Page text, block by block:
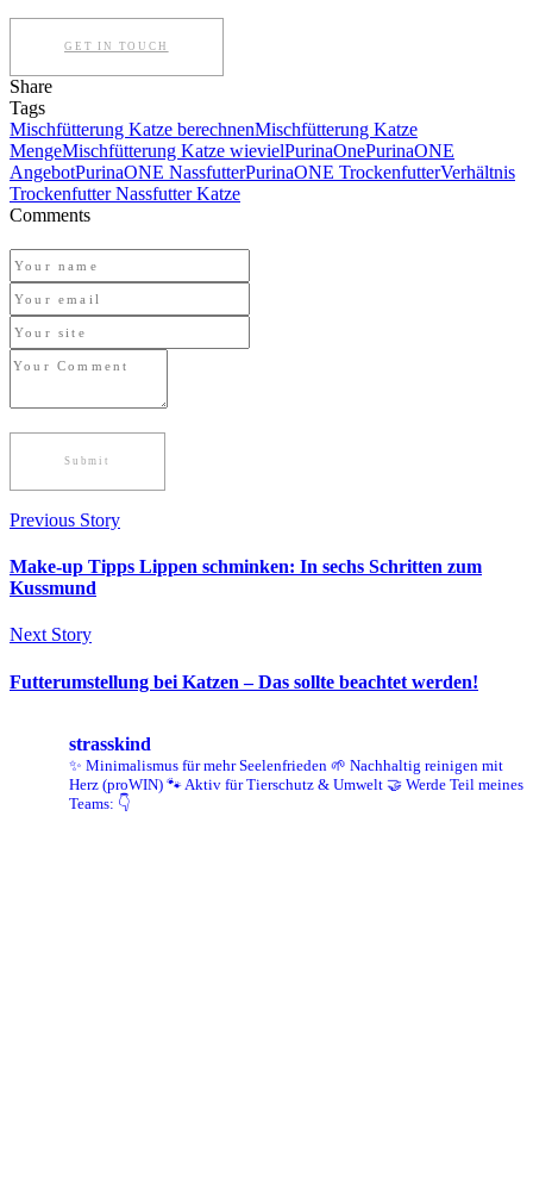
GET IN TOUCH
Share
Tags
Mischfütterung Katze berechnenMischfütterung Katze
MengeMischfütterung Katze wievielPurinaOnePurinaONE
AngebotPurinaONE NassfutterPurinaONE TrockenfutterVerhältnis
Trockenfutter Nassfutter Katze
Comments
Previous Story
Make-up Tipps Lippen schminken: In sechs Schritten zum
Kussmund
Next Story
Futterumstellung bei Katzen – Das sollte beachtet werden!
strasskind
✨ Minimalismus für mehr Seelenfrieden 🌱 Nachhaltig reinigen mit
Herz (proWIN) 🐾 Aktiv für Tierschutz & Umwelt 🤝 Werde Teil meines
Teams: 👇